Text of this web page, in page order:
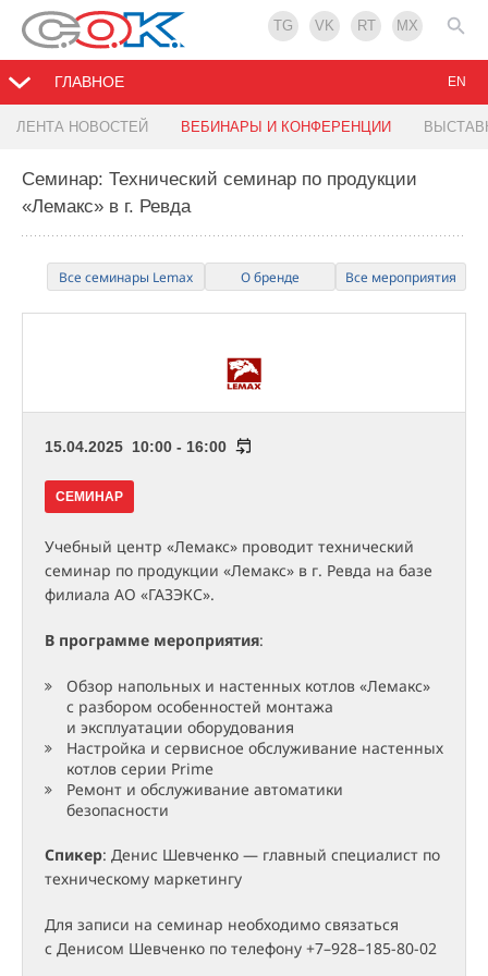
TG VK RT MX
ГЛАВНОЕ
ЛЕНТА НОВОСТЕЙ ВЕБИНАРЫ И КОНФЕРЕНЦИИ
EN
Семинар: Технический семинар по продукции
«Лемакс» в г. Ревда
Все семинары Lemax О бренде Все мероприятия
15.04.2025 10:00 - 16:00
СЕМИНАР
Учебный центр «Лемакс» проводит технический
семинар по продукции «Лемакс» в г. Ревда на базе
филиала АО «ГАЗЭКС».
В программе мероприятия:
Обзор напольных и настенных котлов «Лемакс»
с разбором особенностей монтажа
и эксплуатации оборудования
Настройка и сервисное обслуживание настенных
котлов серии Prime
Ремонт и обслуживание автоматики
безопасности
Спикер: Денис Шевченко — главный специалист по
техническому маркетингу
Для записи на семинар необходимо связаться
с Денисом Шевченко по телефону +7–928–185-80-02